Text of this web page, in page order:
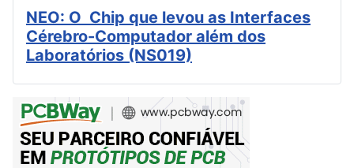
NEO: O Chip que levou as Interfaces
Cérebro-Computador além dos
Laboratórios (NS019)